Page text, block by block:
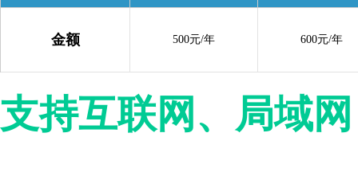
金额 500元/年 600元/年
支持互联网、局域网